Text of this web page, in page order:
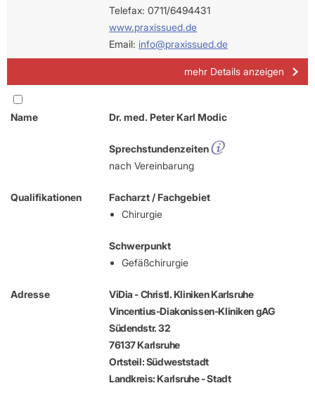
Telefax: 0711/6494431
www.praxissued.de
Email: info@praxissued.de
mehr Details anzeigen
Name Dr. med. Peter Karl Modic
Sprechstundenzeiten
nach Vereinbarung
Qualifikationen
Facharzt / Fachgebiet
Chirurgie
Schwerpunkt
Gefäßchirurgie
Adresse
ViDia - Christl. Kliniken Karlsruhe
Vincentius-Diakonissen-Kliniken gAG
Südendstr. 32
76137 Karlsruhe
Ortsteil: Südweststadt
Landkreis: Karlsruhe - Stadt